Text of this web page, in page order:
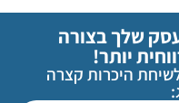
שלך בצורה
יותר!
היכרות קצרה